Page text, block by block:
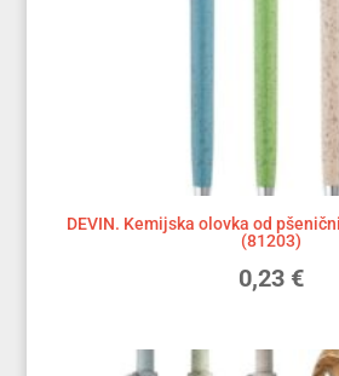
DEVIN. Kemijska olovka od
(81203)
0,23 €